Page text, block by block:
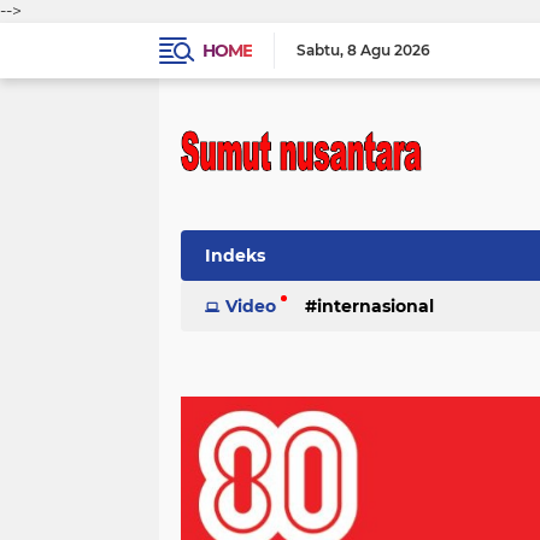
-->
HOME
Sabtu 8 Agu 2026
Indeks
Video internasional